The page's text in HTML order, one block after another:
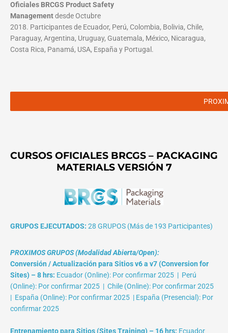
Oficiales BRCGS Product Safety
Managementdesde Octubre
2018. Participantes de Ecuador, Perú, Colombia, Bolivia, Chile,
Paraguay, Argentina, Uruguay, Guatemala, México, Nicaragua,
Costa Rica, Panamá, USA, España y Portugal.
CURSOS OFICIALES BRCGS – PACKAGING
MATERIALS VERSIÓN 7
GRUPOS EJECUTADOS: 28 GRUPOS (Más de 193 Participantes)
PROXIMOS GRUPOS (Modalidad Abierta/Open):
Conversión / Actualización para Sitios v6 a v7 (Conversion for
Sites) – 8 hrs: Ecuador (Online): Por confirmar 2025 | Perú
(Online): Por confirmar 2025 | Chile (Online): Por confirmar 2025
| España (Online): Por confirmar 2025 | España (Presencial): Por
confirmar 2025
Entrenamiento para Sitios (Sites Training) – 16 hrs: Ecuador